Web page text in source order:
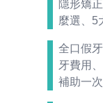
隱形矯
麼選、5
全口假
牙費用
補助一